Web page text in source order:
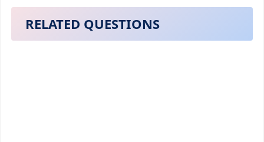
RELATED QUESTIONS